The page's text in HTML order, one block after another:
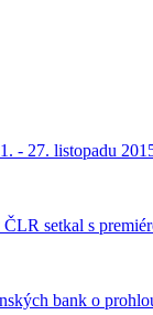
- 27. listopadu
setkal s
bank o